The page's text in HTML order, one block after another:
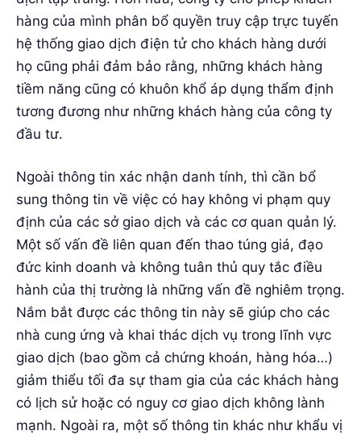
hàng của mình phân bổ quyền truy cập trực tuyến
hệ thống giao dịch điện tử cho khách hàng dưới
họ cũng phải đảm bảo rằng, những khách hàng
tiềm năng cũng có khuôn khổ áp dụng thẩm định
tương đương như những khách hàng của công ty
đầu tư.
Ngoài thông tin xác nhận danh tính, thì cần bổ
sung thông tin về việc có hay không vi phạm quy
định của các sở giao dịch và các cơ quan quản lý.
Một số vấn đề liên quan đến thao túng giá, đạo
đức kinh doanh và không tuân thủ quy tắc điều
hành của thị trường là những vấn đề nghiêm trọng.
Nắm bắt được các thông tin này sẽ giúp cho các
nhà cung ứng và khai thác dịch vụ trong lĩnh vực
giao dịch (bao gồm cả chứng khoán, hàng hóa…)
giảm thiểu tối đa sự tham gia của các khách hàng
có lịch sử hoặc có nguy cơ giao dịch không lành
mạnh. Ngoài ra, một số thông tin khác như khẩu vị